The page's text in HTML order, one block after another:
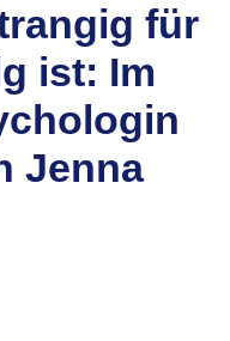
für
ist: Im
Jenna